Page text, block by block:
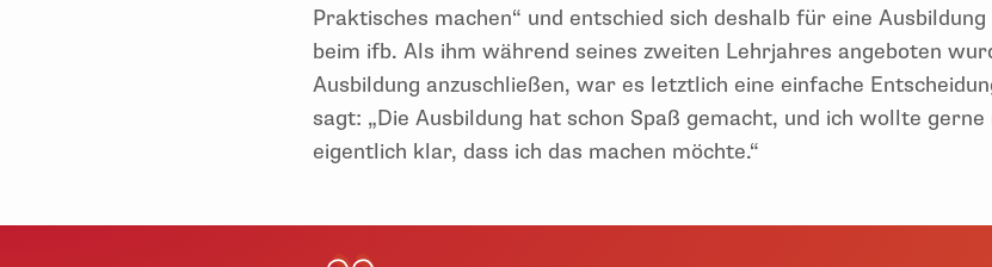
Praktisches machen“ und entschied sich deshalb für eine
beim ifb. Als ihm während seines zweiten Lehrjahres angeboten
Ausbildung anzuschließen, war es letztlich eine einfache
sagt: „Die Ausbildung hat schon Spaß gemacht, und ich wollte
eigentlich klar, dass ich das machen möchte.“